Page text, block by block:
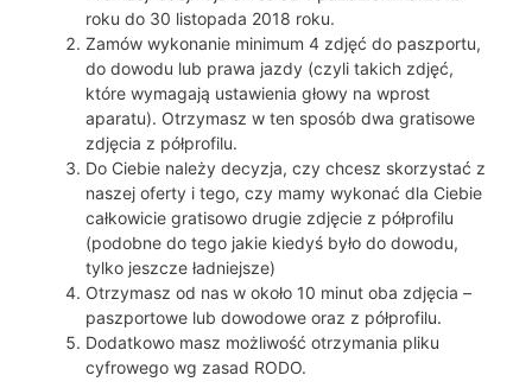
roku do 30 listopada 2018 roku.
Zamów wykonanie minimum 4 zdjęć do paszportu,
do dowodu lub prawa jazdy (czyli takich zdjęć,
które wymagają ustawienia głowy na wprost
aparatu). Otrzymasz w ten sposób dwa gratisowe
zdjęcia z półprofilu.
Do Ciebie należy decyzja, czy chcesz skorzystać z
naszej oferty i tego, czy mamy wykonać dla Ciebie
całkowicie gratisowo drugie zdjęcie z półprofilu
(podobne do tego jakie kiedyś było do dowodu,
tylko jeszcze ładniejsze)
Otrzymasz od nas w około 10 minut oba zdjęcia –
paszportowe lub dowodowe oraz z półprofilu.
Dodatkowo masz możliwość otrzymania pliku
cyfrowego wg zasad RODO.